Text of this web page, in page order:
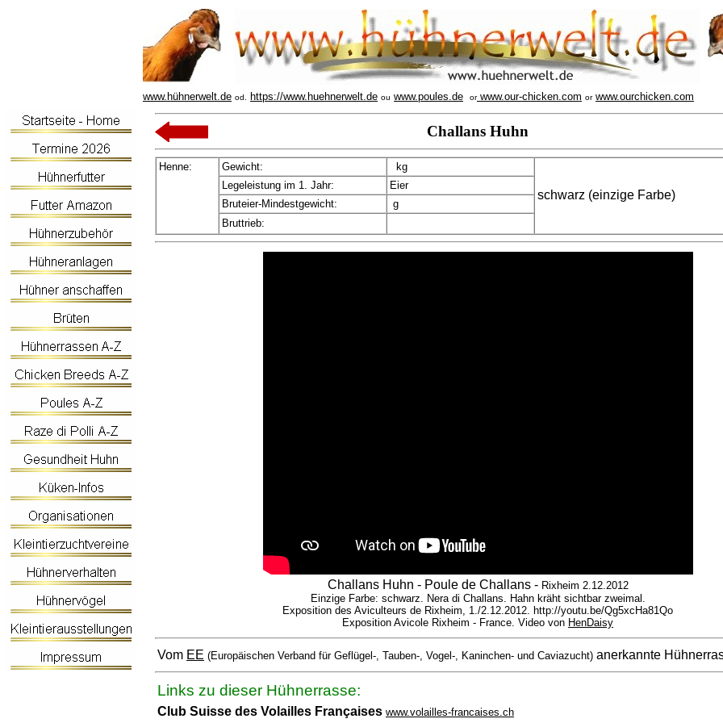
www.hühnerwelt.de od. https://www.huehnerwelt.de ou www.poules.de orwww.our-chicken.com or www.ourchicken.com
Challans Huhn
Henne: Gewicht: kg
schwarz (einzige Farbe)
Legeleistung im 1. Jahr:
Eier
Bruteier-Mindestgewicht:
g
Bruttrieb:
Challans Huhn - Poule de Challans - Rixheim 2.12.2012
Einzige Farbe: schwarz. Nera di Challans. Hahn kräht sichtbar zweimal.
Exposition des Aviculteurs de Rixheim, 1./2.12.2012. http://youtu.be/Qg5xcHa81Qo
Exposition Avicole Rixheim - France. Video von HenDaisy
Vom EE (Europäischen Verband für Geflügel-, Tauben-, Vogel-, Kaninchen- und Caviazucht) anerkannte
Links zu dieser Hühnerrasse:
Club Suisse des Volailles Françaises www.volailles-francaises.ch